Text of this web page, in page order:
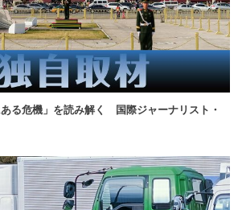
ある危機」を読み解く 国際ジャーナリスト・